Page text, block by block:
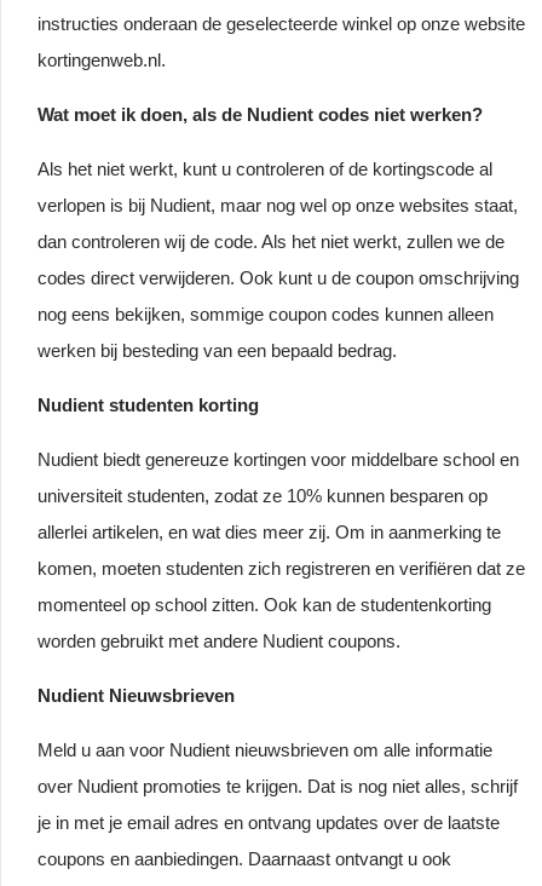
instructies onderaan de geselecteerde winkel op onze website
kortingenweb.nl.
Wat moet ik doen, als de Nudient codes niet werken?
Als het niet werkt, kunt u controleren of de kortingscode al
verlopen is bij Nudient, maar nog wel op onze websites staat,
dan controleren wij de code. Als het niet werkt, zullen we de
codes direct verwijderen. Ook kunt u de coupon omschrijving
nog eens bekijken, sommige coupon codes kunnen alleen
werken bij besteding van een bepaald bedrag.
Nudient studenten korting
Nudient biedt genereuze kortingen voor middelbare school en
universiteit studenten, zodat ze 10% kunnen besparen op
allerlei artikelen, en wat dies meer zij. Om in aanmerking te
komen, moeten studenten zich registreren en verifiëren dat ze
momenteel op school zitten. Ook kan de studentenkorting
worden gebruikt met andere Nudient coupons.
Nudient Nieuwsbrieven
Meld u aan voor Nudient nieuwsbrieven om alle informatie
over Nudient promoties te krijgen. Dat is nog niet alles, schrijf
je in met je email adres en ontvang updates over de laatste
coupons en aanbiedingen. Daarnaast ontvangt u ook